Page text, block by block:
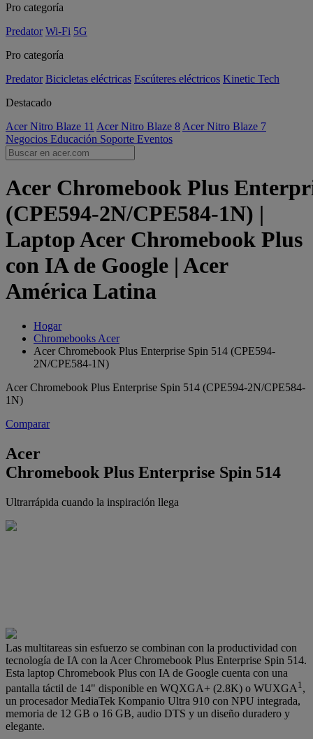
Pro categoría
Predator Wi-Fi 5G
Pro categoría
Predator Bicicletas eléctricas Escúteres eléctricos Kinetic Tech
Destacado
Acer Nitro Blaze 11 Acer Nitro Blaze 8 Acer Nitro Blaze 7
Negocios Educación Soporte Eventos
Acer Chromebook Plus
(CPE594-2N/CPE584-1N) |
Laptop Acer Chromebook Plus
con IA de Google | Acer
América Latina
Hogar
Chromebooks Acer
Acer Chromebook Plus Enterprise Spin 514 (CPE594-
2N/CPE584-1N)
Acer Chromebook Plus Enterprise Spin 514 (CPE594-2N/CPE584-
1N)
Comparar
Acer
Chromebook Plus Enterprise Spin 514
Ultrarrápida cuando la inspiración llega
Las multitareas sin esfuerzo se combinan con la productividad con
tecnología de IA con la Acer Chromebook Plus Enterprise Spin 514.
Esta laptop Chromebook Plus con IA de Google cuenta con una
pantalla táctil de 14" disponible en WQXGA+ (2.8K) o WUXGA 1 ,
un procesador MediaTek Kompanio Ultra 910 con NPU integrada,
memoria de 12 GB o 16 GB, audio DTS y un diseño duradero y
elegante.